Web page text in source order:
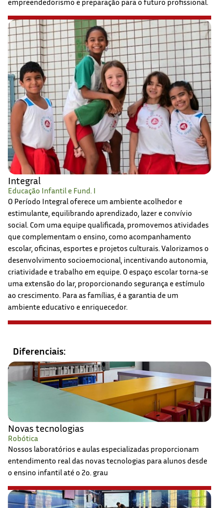
empreendedorismo e preparação para o futuro profissional.
Integral
Educação Infantil e Fund. I
O Período Integral oferece um ambiente acolhedor e
estimulante, equilibrando aprendizado, lazer e convívio
social. Com uma equipe qualificada, promovemos atividades
que complementam o ensino, como acompanhamento
escolar, oficinas, esportes e projetos culturais. Valorizamos o
desenvolvimento socioemocional, incentivando autonomia,
criatividade e trabalho em equipe. O espaço escolar torna-se
uma extensão do lar, proporcionando segurança e estímulo
ao crescimento. Para as famílias, é a garantia de um
ambiente educativo e enriquecedor.
Diferenciais:
Novas tecnologias
Robótica
Nossos laboratórios e aulas especializadas proporcionam
entendimento real das novas tecnologias para alunos desde
o ensino infantil até o 2o. grau